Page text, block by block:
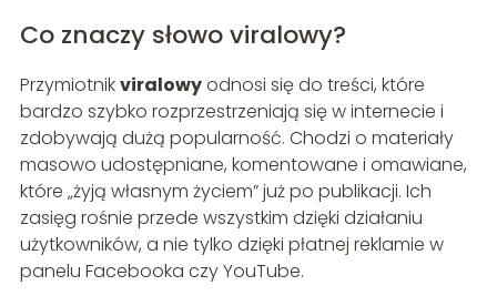
Co znaczy słowo viralowy?
Przymiotnikviralowyodnosi się do treści, które
bardzo szybko rozprzestrzeniają się w internecie i
zdobywają dużą popularność. Chodzi o materiały
masowo udostępniane, komentowane i omawiane,
które „żyją własnym życiem” już po publikacji. Ich
zasięg rośnie przede wszystkim dzięki działaniu
użytkowników, a nie tylko dzięki płatnej reklamie w
panelu Facebooka czy YouTube.